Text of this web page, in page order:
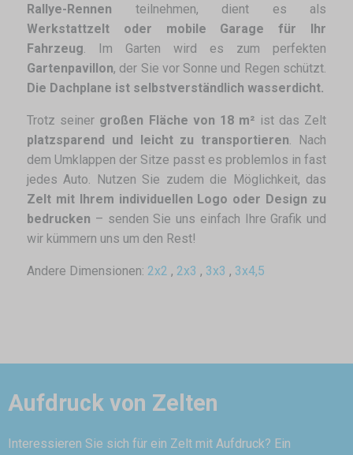
Rallye-Rennen teilnehmen, dient es als
Werkstattzelt oder mobile Garage für Ihr
Fahrzeug . Im Garten wird es zum perfekten
Gartenpavillon, der Sie vor Sonne und Regen schützt.
Die Dachplane ist selbstverständlich wasserdicht.
Trotz seiner großen Fläche von 18 m² ist das Zelt
platzsparend und leicht zu transportieren . Nach
dem Umklappen der Sitze passt es problemlos in fast
jedes Auto. Nutzen Sie zudem die Möglichkeit, das
Zelt mit Ihrem individuellen Logo oder Design zu
bedrucken – senden Sie uns einfach Ihre Grafik und
wir kümmern uns um den Rest!
Andere Dimensionen: 2x2 , 2x3 , 3x3 , 3x4,5
Aufdruck von Zelten
Interessieren Sie sich für ein Zelt mit Aufdruck? Ein